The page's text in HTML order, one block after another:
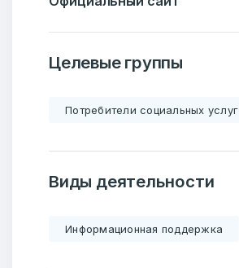
Целевые группы
Потребители социальных услуг
Виды деятельности
Информационная поддержка